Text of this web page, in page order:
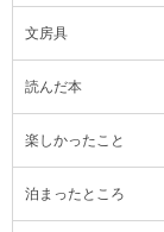
文房具
読んだ本
楽しかったこと
泊まったところ